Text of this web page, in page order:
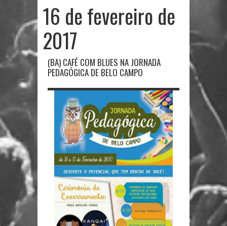
16 de fevereiro de
2017
(BA) CAFÉ COM BLUES NA JORNADA
PEDAGÓGICA DE BELO CAMPO